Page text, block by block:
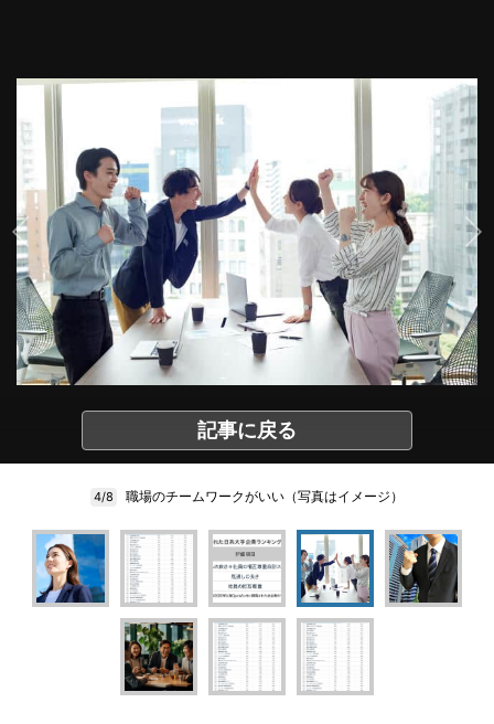
記事に戻る
4/8 職場のチームワークがいい（写真はイメージ）